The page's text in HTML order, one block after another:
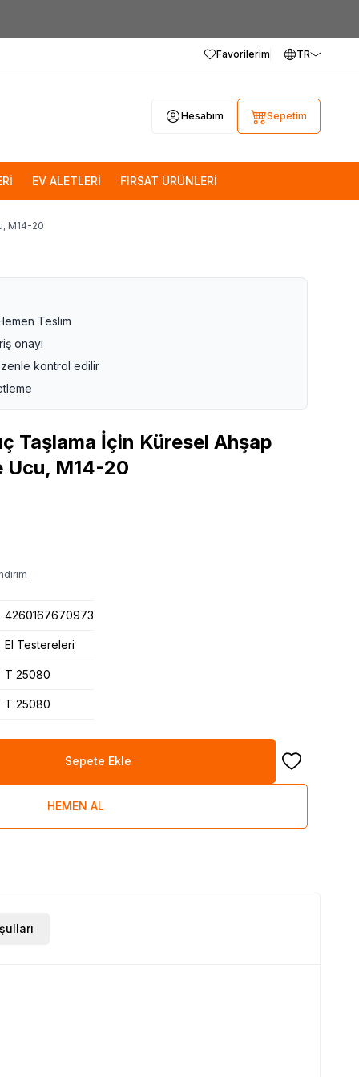
Favorilerim TR
Hesabım Sepetim
EV ALETLERİ FIRSAT ÜRÜNLERİ
M14-20
Teslim
onayı
kontrol edilir
Taşlama İçin Küresel Ahşap
Ucu, M14-20
4260167670973
El Testereleri
T 25080
T 25080
Sepete Ekle Favoriye Ekle
HEMEN AL